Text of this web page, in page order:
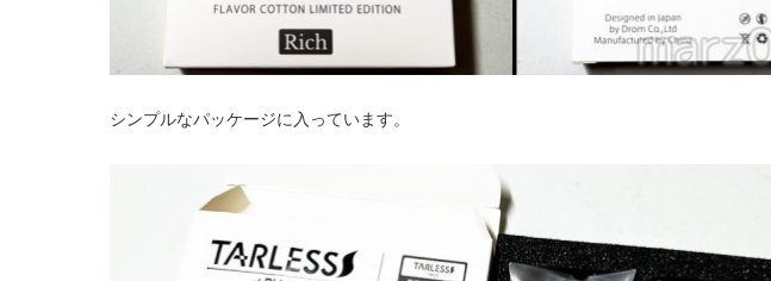
シンプルなパッケージに入っています。